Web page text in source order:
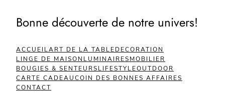
Bonne découverte de notre univers!
ACCUEILART DE LA TABLEDECORATION
LINGE DE MAISON LUMINAIRESMOBILIER
BOUGIES & SENTEURSLIFESTYLEOUTDOOR
CARTE CADEAUCOIN DES BONNES AFFAIRES
CONTACT